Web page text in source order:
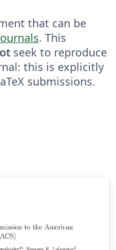
that can be
. This
seek to reproduce
this is explicitly
submissions.